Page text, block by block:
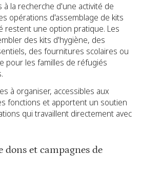
à la recherche d'une activité de
opérations d'assemblage de kits
restent une option pratique. Les
des kits d'hygiène, des
des fournitures scolaires ou
pour les familles de réfugiés
à organiser, accessibles aux
fonctions et apportent un soutien
qui travaillent directement avec
dons et campagnes de